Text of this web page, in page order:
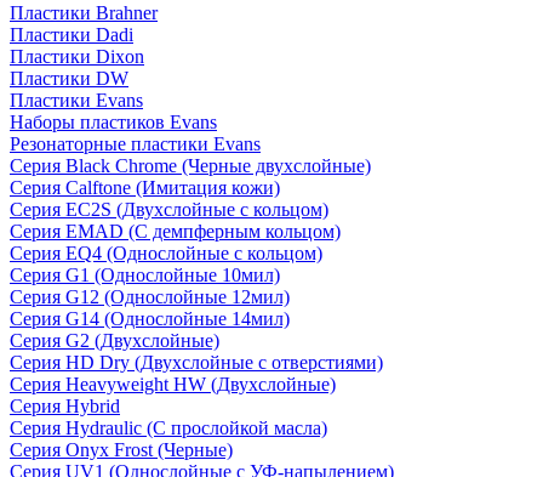
Пластики Brahner
Пластики Dadi
Пластики Dixon
Пластики DW
Пластики Evans
Наборы пластиков Evans
Резонаторные пластики Evans
Серия Black Chrome (Черные двухслойные)
Серия Calftone (Имитация кожи)
Серия EC2S (Двухслойные с кольцом)
Серия EMAD (С демпферным кольцом)
Серия EQ4 (Однослойные с кольцом)
Серия G1 (Однослойные 10мил)
Серия G12 (Однослойные 12мил)
Серия G14 (Однослойные 14мил)
Серия G2 (Двухслойные)
Серия HD Dry (Двухслойные с отверстиями)
Серия Heavyweight HW (Двухслойные)
Серия Hybrid
Серия Hydraulic (С прослойкой масла)
Серия Onyx Frost (Черные)
Серия UV1 (Однослойные с УФ-напылением)